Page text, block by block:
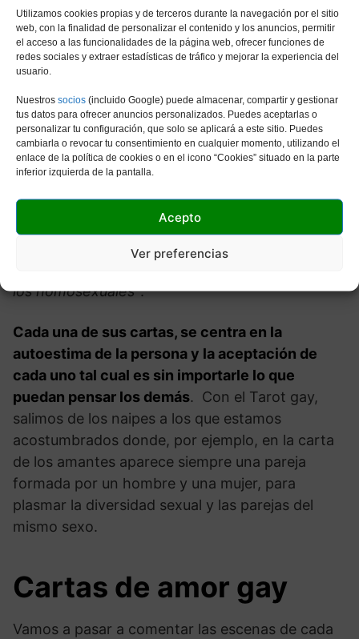
Utilizamos cookies propias y de terceros durante la navegación por el sitio
web, con la finalidad de personalizar el contenido y los anuncios, permitir
el acceso a las funcionalidades de la página web, ofrecer funciones de
redes sociales y extraer estadísticas de tráfico y mejorar la experiencia del
usuario.
Nuestros socios (incluido Google) puede almacenar, compartir y gestionar
tus datos para ofrecer anuncios personalizados. Puedes aceptarlas o
personalizar tu configuración, que solo se aplicará a este sitio. Puedes
cambiarla o revocar tu consentimiento en cualquier momento, utilizando el
enlace de la política de cookies o en el icono “Cookies” situado en la parte
inferior izquierda de la pantalla.
Acepto
Ver preferencias
¿Qué es el Tarot gay?
Este Tarot tiene la particularidad en que sus
dibujos se centran en las parejas del mismo sexo
u homosexuales, tanto hombres, como también
mujeres. Su creador, Lee Bursten añadió en su
momento cuando creó esta baraja de cartas:
gays nos sintiésemos cómodos con las
imágenes y poder explorar las relaciones y
comportamientos gays, en un mundo, en el que
los homosexuales”.
Cada una de sus cartas, se centra en la
autoestima de la persona y la aceptación de
cada uno tal cual es sin importarle lo que
puedan pensar los demás. Con el Tarot gay,
salimos de los naipes a los que estamos
acostumbrados donde, por ejemplo, en la carta
de los amantes aparece siempre una pareja
formada por un hombre y una mujer, para
plasmar la diversidad sexual y las parejas del
mismo sexo.
Cartas de amor gay
Vamos a pasar a comentar las escenas de cada